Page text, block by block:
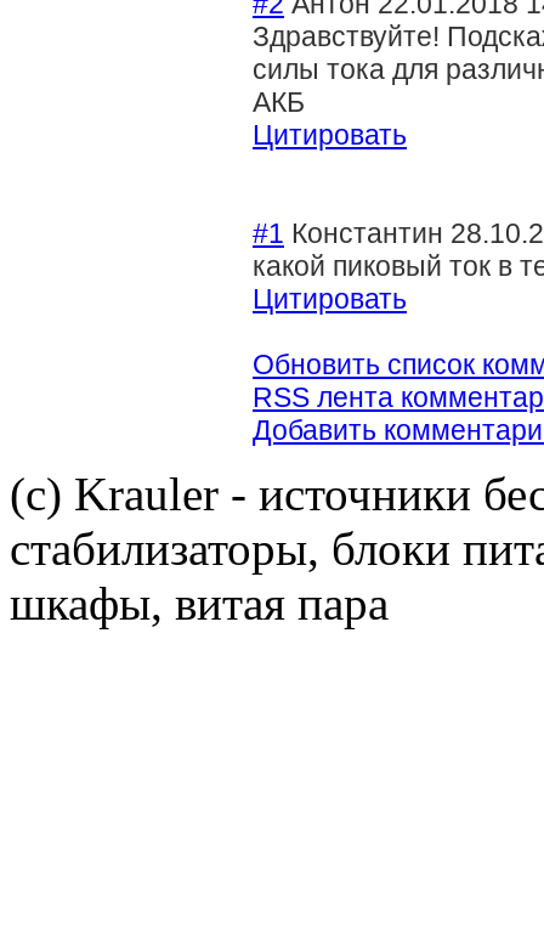
Здравствуйте!
силы тока для
АКБ
Цитировать
#1 Константин
какой пиковый ток в
Цитировать
Обновить список
RSS лента
Добавить
(c) Krauler - источники
стабилизаторы, блоки
шкафы, витая пара